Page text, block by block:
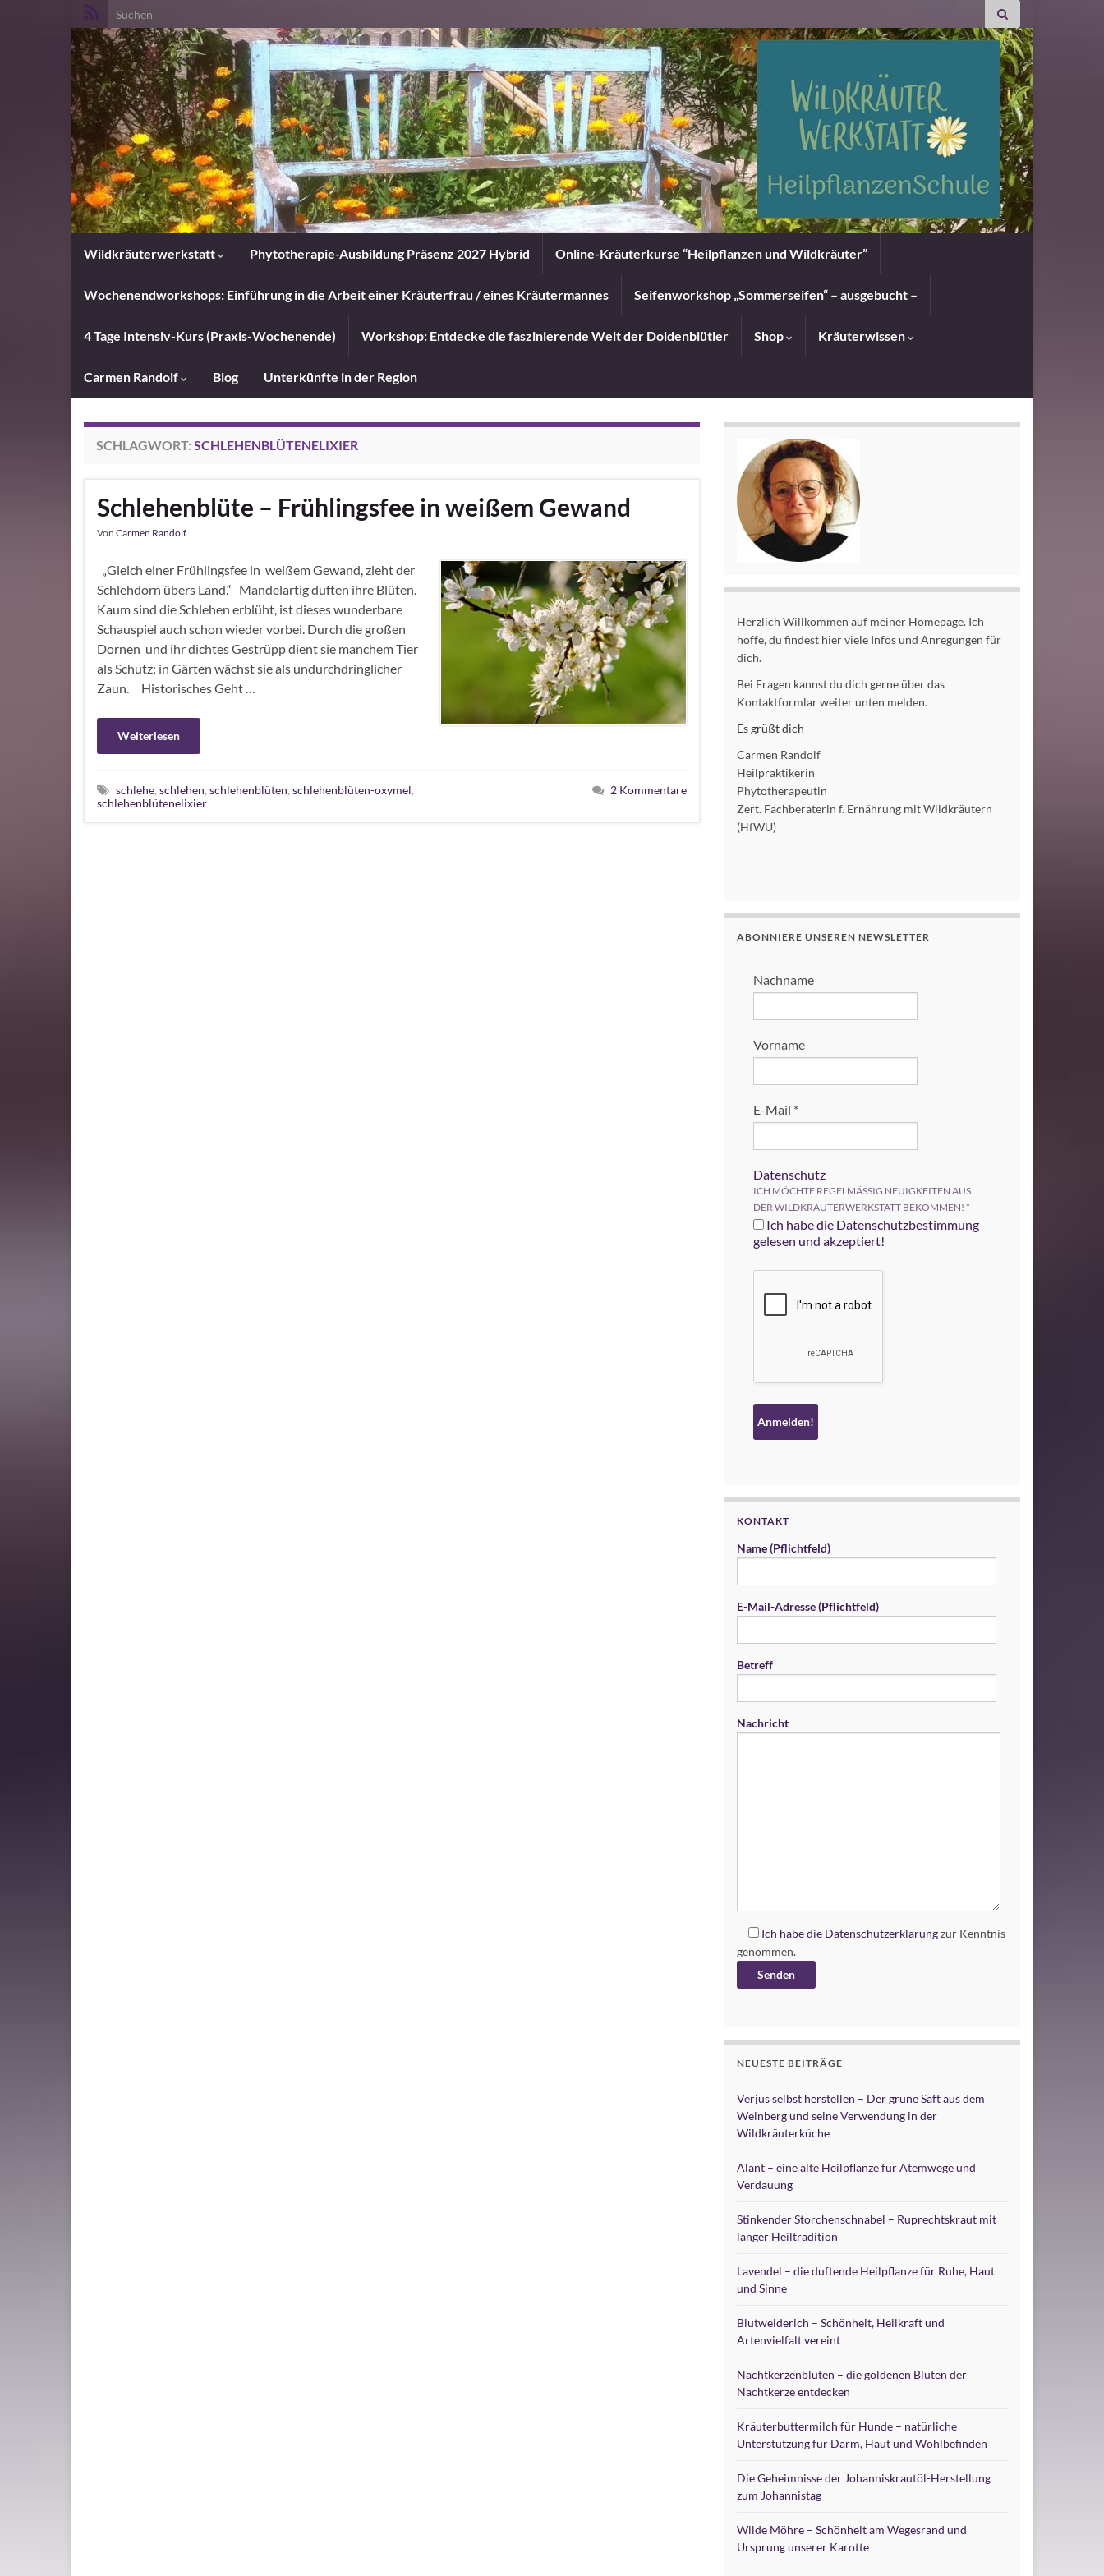
Search for:
Wildkräuterwerkstatt Phytotherapie-Ausbildung Präsenz 2027 Hybrid Online-Kräuterkurse “Heilpflanzen und Wildkräuter”
Wochenendworkshops: Einführung in die Arbeit einer Kräuterfrau / eines Kräutermannes Seifenworkshop „Sommerseifen“ – ausgebucht –
4 Tage Intensiv-Kurs (Praxis-Wochenende) Workshop: Entdecke die faszinierende Welt der Doldenblütler Shop Kräuterwissen
Carmen Randolf Blog Unterkünfte in der Region
SCHLAGWORT: SCHLEHENBLÜTENELIXIER
Schlehenblüte – Frühlingsfee in weißem Gewand
Von Carmen Randolf
„Gleich einer Frühlingsfee in weißem Gewand, zieht der
Schlehdorn übers Land.“ Mandelartig duften ihre Blüten.
Kaum sind die Schlehen erblüht, ist dieses wunderbare
Schauspiel auch schon wieder vorbei. Durch die großen
Dornen und ihr dichtes Gestrüpp dient sie manchem Tier
als Schutz; in Gärten wächst sie als undurchdringlicher
Zaun. Historisches Geht …
Weiterlesen
schlehe, schlehen, schlehenblüten, schlehenblüten-oxymel,
schlehenblütenelixier
2 Kommentare
Herzlich Willkommen auf meiner Homepage. Ich
hoffe, du findest hier viele Infos und Anregungen für
dich.
Bei Fragen kannst du dich gerne über das
Kontaktformlar weiter unten melden.
Es grüßt dich
Carmen Randolf
Heilpraktikerin
Phytotherapeutin
Zert. Fachberaterin f. Ernährung mit Wildkräutern
(HfWU)
ABONNIERE UNSEREN NEWSLETTER
Nachname
Vorname
E-Mail *
Datenschutz
ICH MÖCHTE REGELMÄSSIG NEUIGKEITEN AUS
DER WILDKRÄUTERWERKSTATT BEKOMMEN! *
Ich habe die Datenschutzbestimmung
gelesen und akzeptiert!
KONTAKT
Name (Pflichtfeld)
E-Mail-Adresse (Pflichtfeld)
Betreff
Nachricht
Ich habe die Datenschutzerklärungzur Kenntnis
genommen.
NEUESTE BEITRÄGE
Verjus selbst herstellen – Der grüne Saft aus dem
Weinberg und seine Verwendung in der
Wildkräuterküche
Alant – eine alte Heilpflanze für Atemwege und
Verdauung
Stinkender Storchenschnabel – Ruprechtskraut mit
langer Heiltradition
Lavendel – die duftende Heilpflanze für Ruhe, Haut
und Sinne
Blutweiderich – Schönheit, Heilkraft und
Artenvielfalt vereint
Nachtkerzenblüten – die goldenen Blüten der
Nachtkerze entdecken
Kräuterbuttermilch für Hunde – natürliche
Unterstützung für Darm, Haut und Wohlbefinden
Die Geheimnisse der Johanniskrautöl-Herstellung
zum Johannistag
Wilde Möhre – Schönheit am Wegesrand und
Ursprung unserer Karotte